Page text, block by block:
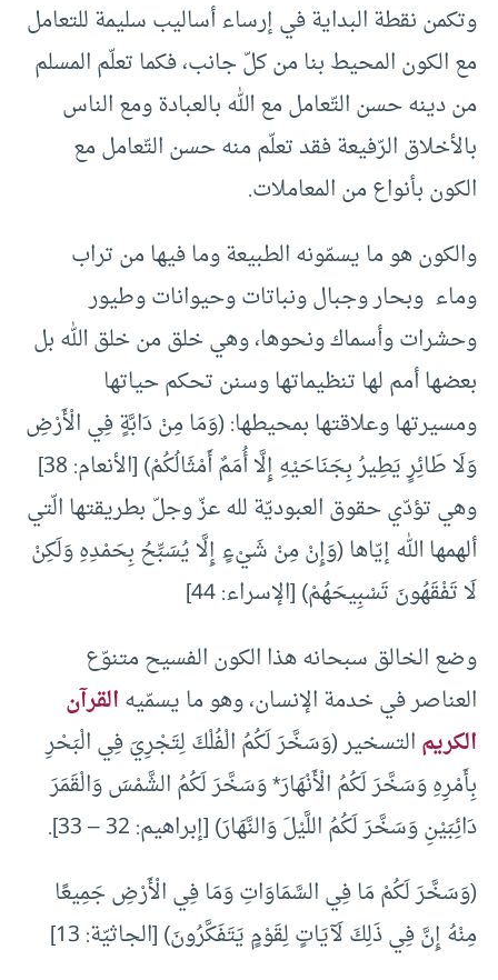
وتكمن نقطة البداية في إرساء أساليب سليمة للتعامل
مع الكون المحيط بنا من كلّ جانب، فكما تعلّم المسلم
من دينه حسن التّعامل مع الله بالعبادة ومع الناس
بالأخلاق الرّفيعة فقد تعلّم منه حسن التّعامل مع
الكون بأنواع من المعاملات.
والكون هو ما يسمّونه الطبيعة وما فيها من تراب
وماء وبحار وجبال ونباتات وحيوانات وطيور
وحشرات وأسماك ونحوها، وهي خلق من خلق الله بل
بعضها أمم لها تنظيماتها وسنن تحكم حياتها
ومسيرتها وعلاقتها بمحيطها: (وَمَا مِنْ دَابَّةٍ فِي الْأَرْضِ
وَلَا طَائِرٍ يَطِيرُ بِجَنَاحَيْهِ إِلَّا أُمَمٌ أَمْثَالُكُمْ) [الأنعام: 38]
وهي تؤدّي حقوق العبوديّة لله عزّ وجلّ بطريقتها الّتي
ألهمها الله إيّاها (وَإِنْ مِنْ شَيْءٍ إِلَّا يُسَبِّحُ بِحَمْدِهِ وَلَكِنْ
لَا تَفْقَهُونَ تَسْبِيحَهُمْ) [الإسراء: 44]
وضع الخالق سبحانه هذا الكون الفسيح متنوّع
العناصر في خدمة الإنسان، وهو ما يسمّيهالقرآن
الكريمالتسخير (وَسَخَّرَ لَكُمُ الْفُلْكَ لِتَجْرِيَ فِي الْبَحْرِ
بِأَمْرِهِ وَسَخَّرَ لَكُمُ الْأَنْهَارَ* وَسَخَّرَ لَكُمُ الشَّمْسَ وَالْقَمَرَ
دَائِبَيْنِ وَسَخَّرَ لَكُمُ اللَّيْلَ وَالنَّهَارَ) [إبراهيم: 32 – 33].
(وَسَخَّرَ لَكُمْ مَا فِي السَّمَاوَاتِ وَمَا فِي الْأَرْضِ جَمِيعًا
مِنْهُ إِنَّ فِي ذَلِكَ لَآيَاتٍ لِقَوْمٍ يَتَفَكَّرُونَ) [الجاثيّة: 13]